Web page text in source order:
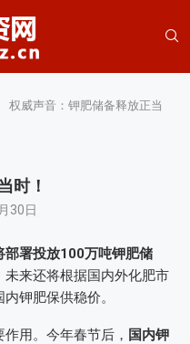
权威声音：钾肥储备释放正当
时！
30日
部署投放100万吨钾肥储
未来还将根据国内外化肥市
钾肥保供稳价。
用。今年春节后， 国内钾